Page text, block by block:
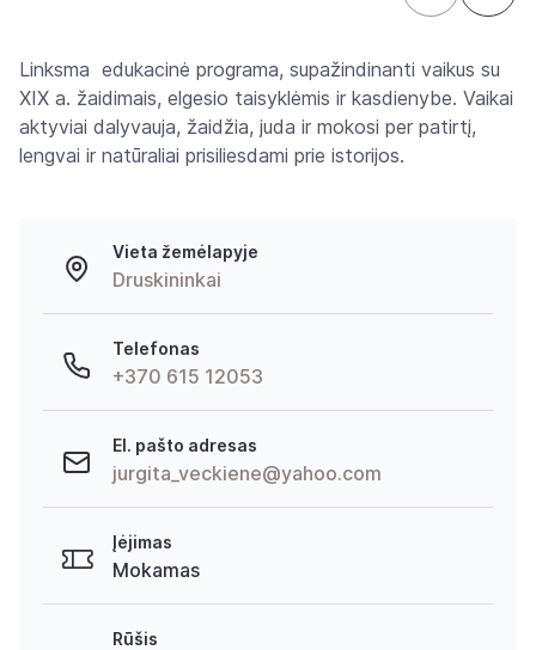
Linksma edukacinė programa, supažindinanti vaikus su
XIX a. žaidimais, elgesio taisyklėmis ir kasdienybe. Vaikai
aktyviai dalyvauja, žaidžia, juda ir mokosi per patirtį,
lengvai ir natūraliai prisiliesdami prie istorijos.
Vieta žemėlapyje
Druskininkai
Telefonas
+370 615 12053
El. pašto adresas
jurgita_veckiene@yahoo.com
Įėjimas
Mokamas
Rūšis